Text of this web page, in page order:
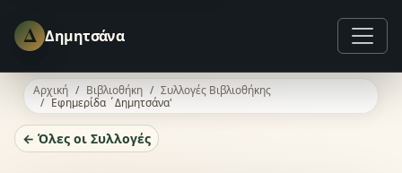
Δ Δημητσάνα
Αρχική Βιβλιοθήκη
Συλλογές Βιβλιοθήκης
Εφημερίδα ΄Δημητσάνα'
← Όλες οι Συλλογές